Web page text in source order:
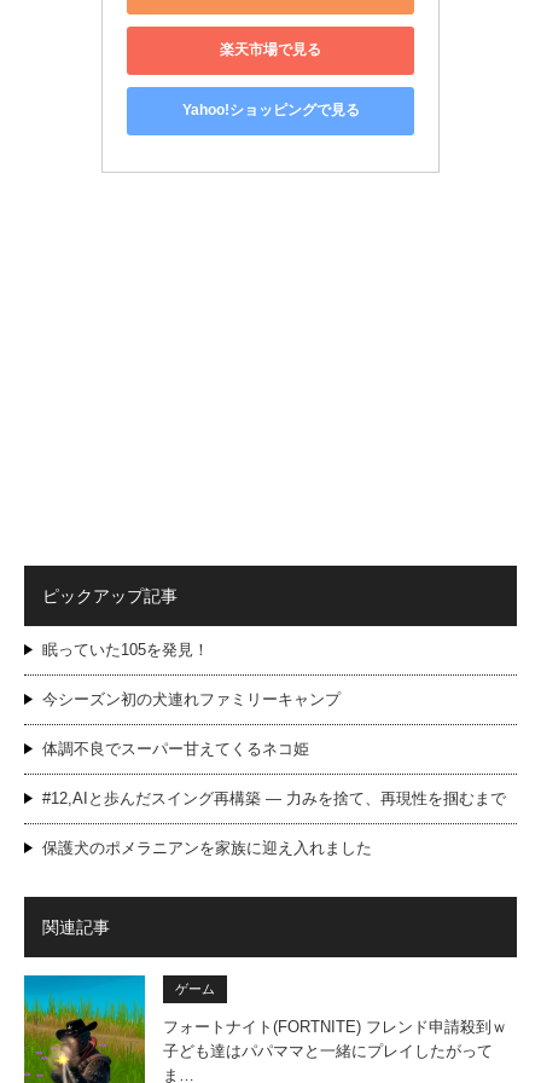
楽天市場で見る
Yahoo!ショッピングで見る
ピックアップ記事
眠っていた105を発見！
今シーズン初の犬連れファミリーキャンプ
体調不良でスーパー甘えてくるネコ姫
#12,AIと歩んだスイング再構築 — 力みを捨て、再現性を掴むまで
保護犬のポメラニアンを家族に迎え入れました
関連記事
ゲーム
フォートナイト(FORTNITE) フレンド申請殺到ｗ
子ども達はパパママと一緒にプレイしたがって
ま…